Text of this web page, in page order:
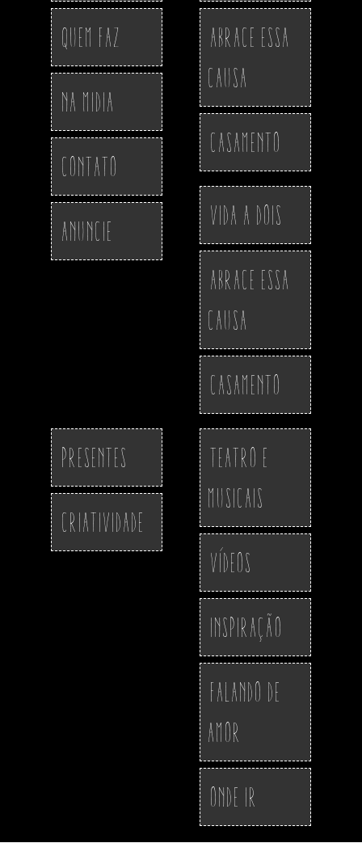
Quem Faz
Na Midia
Contato
Anuncie
Abrace essa
Causa
Casamento
Vida a Dois
Abrace essa
Causa
Casamento
Presentes
Criatividade
Teatro e
Musicais
Vídeos
Inspiração
Falando de
Amor
Onde ir